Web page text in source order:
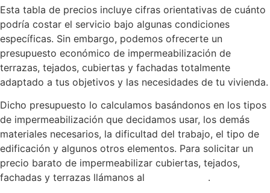
Esta tabla de precios incluye cifras orientativas de cuánto
podría costar el servicio bajo algunas condiciones
específicas. Sin embargo, podemos ofrecerte un
presupuesto económico de impermeabilización de
terrazas, tejados, cubiertas y fachadas totalmente
adaptado a tus objetivos y las necesidades de tu vivienda.
Dicho presupuesto lo calculamos basándonos en los tipos
de impermeabilización que decidamos usar, los demás
materiales necesarios, la dificultad del trabajo, el tipo de
edificación y algunos otros elementos. Para solicitar un
precio barato de impermeabilizar cubiertas, tejados,
fachadas y terrazas llámanos al
.